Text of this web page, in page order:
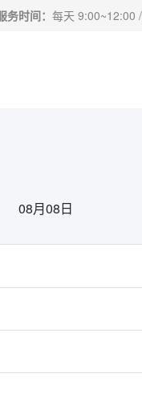
务时间： 每天 9:00~12:00
08月08日